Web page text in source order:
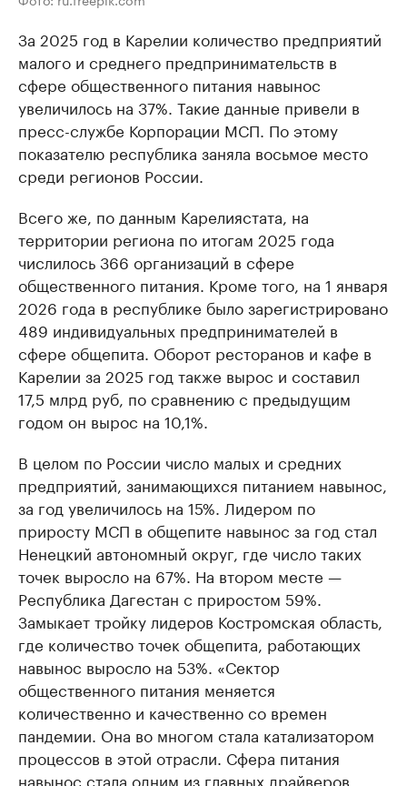
За 2025 год в Карелии количество предприятий
малого и среднего предпринимательств в
сфере общественного питания навынос
увеличилось на 37%. Такие данные привели в
пресс-службе Корпорации МСП. По этому
показателю республика заняла восьмое место
среди регионов России.
Всего же, по данным Карелиястата, на
территории региона по итогам 2025 года
числилось 366 организаций в сфере
общественного питания. Кроме того, на 1 января
2026 года в республике было зарегистрировано
489 индивидуальных предпринимателей в
сфере общепита. Оборот ресторанов и кафе в
Карелии за 2025 год также вырос и составил
17,5 млрд руб, по сравнению с предыдущим
годом он вырос на 10,1%.
В целом по России число малых и средних
предприятий, занимающихся питанием навынос,
за год увеличилось на 15%. Лидером по
приросту МСП в общепите навынос за год стал
Ненецкий автономный округ, где число таких
точек выросло на 67%. На втором месте —
Республика Дагестан с приростом 59%.
Замыкает тройку лидеров Костромская область,
где количество точек общепита, работающих
навынос выросло на 53%. «Сектор
общественного питания меняется
количественно и качественно со времен
пандемии. Она во многом стала катализатором
процессов в этой отрасли. Сфера питания
навынос стала одним из главных драйверов